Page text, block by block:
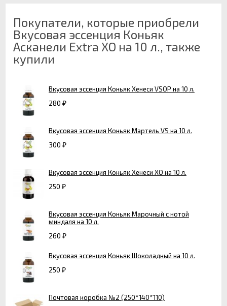
Покупатели, которые приобрели
Вкусовая эссенция Коньяк
Асканели Extra ХО на 10 л., также
купили
Вкусовая эссенция Коньяк Хенеси VSOP на 10 л.
280 ₽
Вкусовая эссенция Коньяк Мартель VS на 10 л.
300 ₽
Вкусовая эссенция Коньяк Хенеси ХО на 10 л.
250 ₽
Вкусовая эссенция Коньяк Марочный с нотой
миндаля на 10 л.
260 ₽
Вкусовая эссенция Коньяк Шоколадный на 10 л.
250 ₽
Почтовая коробка №2 (250*140*110)